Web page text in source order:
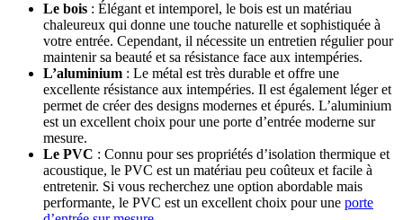
Le bois : Élégant et intemporel, le bois est un matériau
chaleureux qui donne une touche naturelle et sophistiquée à
votre entrée. Cependant, il nécessite un entretien régulier pour
maintenir sa beauté et sa résistance face aux intempéries.
L’aluminium : Le métal est très durable et offre une
excellente résistance aux intempéries. Il est également léger et
permet de créer des designs modernes et épurés. L’aluminium
est un excellent choix pour une porte d’entrée moderne sur
mesure.
Le PVC : Connu pour ses propriétés d’isolation thermique et
acoustique, le PVC est un matériau peu coûteux et facile à
entretenir. Si vous recherchez une option abordable mais
performante, le PVC est un excellent choix pour une porte